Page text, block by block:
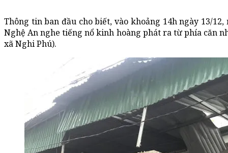
Thông tin ban đầu cho biết, vào khoảng 14h ngày 13/
Nghệ An nghe tiếng nổ kinh hoàng phát ra từ phía căn
xã Nghi Phú).